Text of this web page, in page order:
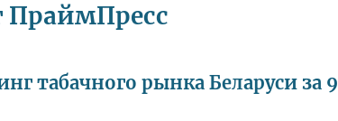
табачного рынка Беларуси за